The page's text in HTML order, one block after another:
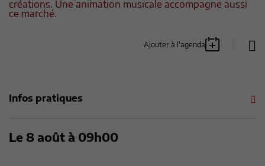
créations. Une animation musicale accompagne aussi
ce marché.
Ajouter à l'agenda
Infos pratiques
Le 8 août à 09h00